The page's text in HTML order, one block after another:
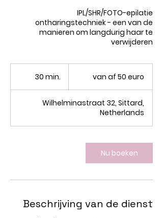
IPL/SHR/FOTO-epilatie
ontharingstechniek - een van de
manieren om langdurig haar te
verwijderen
30 min.
i
.
van af 50 euro
Wilhelminastraat 32, Sittard,
Netherlands
Nu boeken
Beschrijving van de dienst